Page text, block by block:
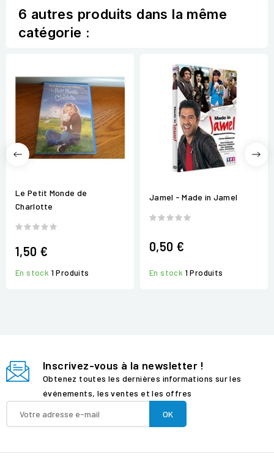
6 autres produits dans la même
catégorie :
Le Petit Monde de
Charlotte
1,50 €
En stock 1 Produits
Jamel - Made in Jamel
0,50 €
En stock 1 Produits
Inscrivez-vous à la newsletter !
Obtenez toutes les dernières informations sur les
événements, les ventes et les offres